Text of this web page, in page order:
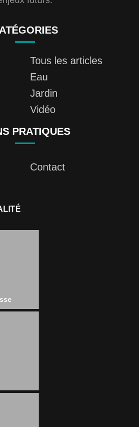
Tous les articles
Eau
Jardin
Vidéo
PRATIQUES
Contact